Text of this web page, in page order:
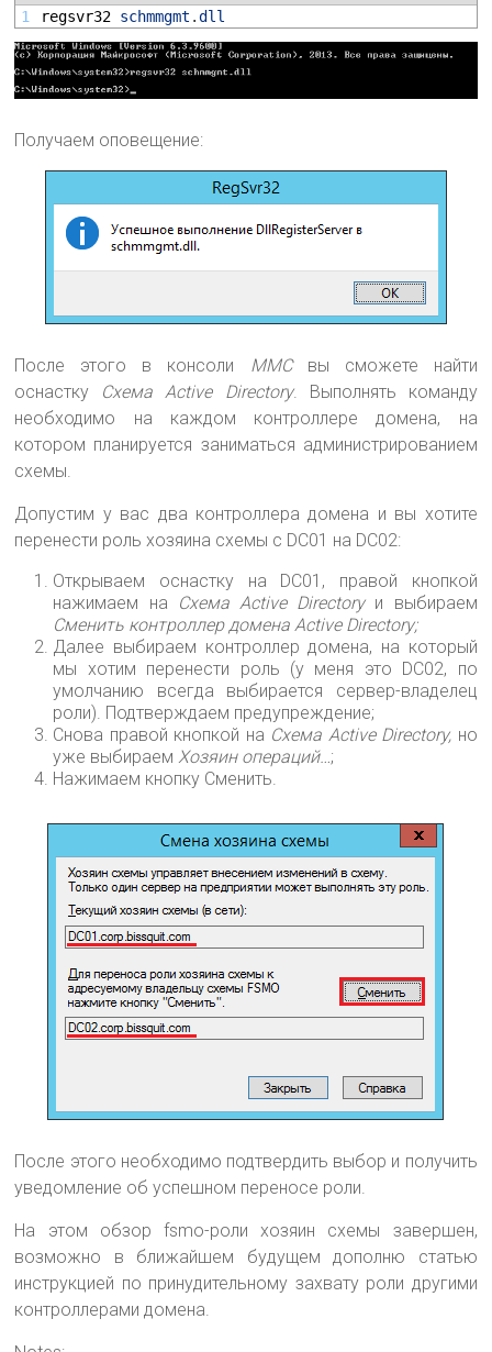
1
regsvr32 schmmgmt .dll
Получаем оповещение:
После этого в консоли MMCвы сможете найти
оснастку Схема Active Directory. Выполнять команду
необходимо на каждом контроллере домена, на
котором планируется заниматься администрированием
схемы.
Допустим у вас два контроллера домена и вы хотите
перенести роль хозяина схемы с DC01 на DC02:
Открываем оснастку на DC01, правой кнопкой
нажимаем на
Схема Active Directory и выбираем
Сменить контроллер домена Active Directory;
Далее выбираем контроллер домена, на который
мы хотим перенести роль (у меня это DC02, по
умолчанию всегда выбирается сервер-владелец
роли). Подтверждаем предупреждение;
Снова правой кнопкой на Схема Active Directory, но
уже выбираем Хозяин операций… ;
Нажимаем кнопку Сменить.
После этого необходимо подтвердить выбор и получить
уведомление об успешном переносе роли.
На этом обзор fsmo-роли хозяин схемы завершен,
возможно в ближайшем будущем дополню статью
инструкцией по принудительному захвату роли другими
контроллерами домена.